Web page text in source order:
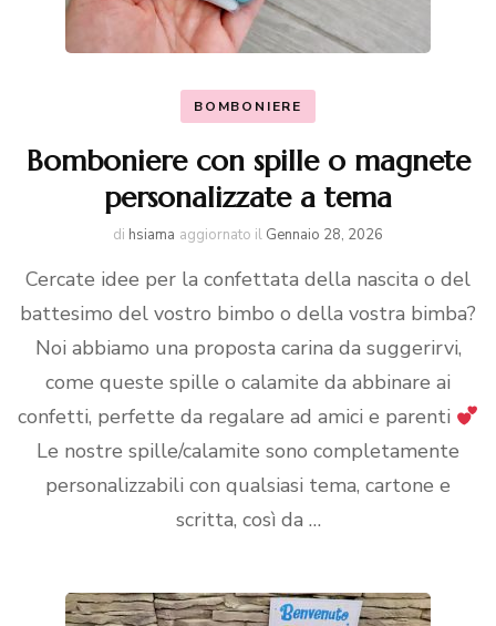
BOMBONIERE
Bomboniere con spille o magnete
personalizzate a tema
di hsiama aggiornato il Gennaio 28, 2026
Cercate idee per la confettata della nascita o del
battesimo del vostro bimbo o della vostra bimba?
Noi abbiamo una proposta carina da suggerirvi,
come queste spille o calamite da abbinare ai
confetti, perfette da regalare ad amici e parenti
Le nostre spille/calamite sono completamente
personalizzabili con qualsiasi tema, cartone e
scritta, così da …